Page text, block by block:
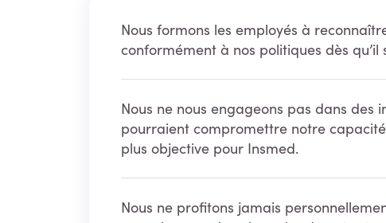
Nous formons les employés à
conformément à nos politiques dès qu’il
Nous ne nous engageons pas dans des
pourraient compromettre notre
plus objective pour Insmed.
Nous ne profitons jamais